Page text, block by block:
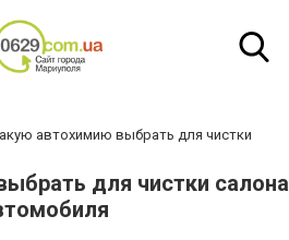
автохимию выбрать для чистки
для чистки салона